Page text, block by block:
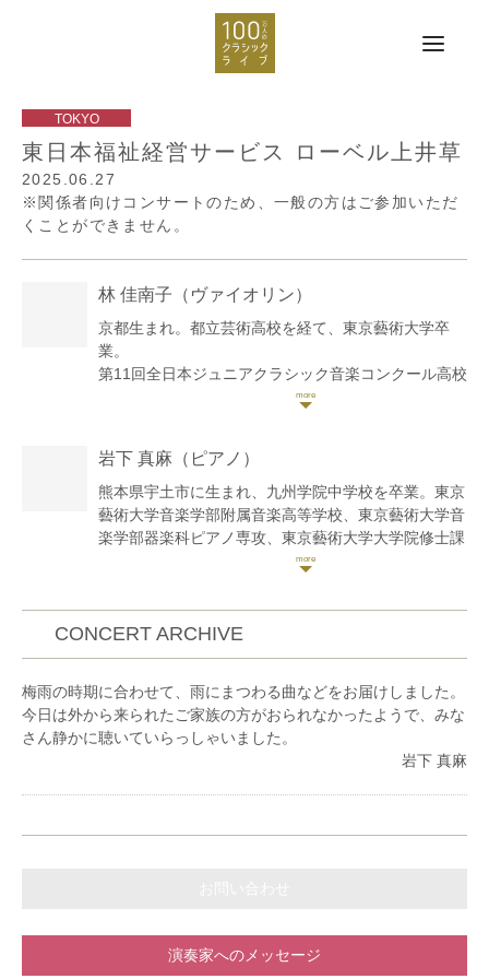
東日本福祉経営サービス ローベル上井草
2025.06.27
※関係者向けコンサートのため、一般の方はご参加いただ
くことができません。
林 佳南子 （ヴァイオリン）
京都生まれ。都立芸術高校を経て、東京藝術大学卒
業。
第11回全日本ジュニアクラシック音楽コンクール高校
生部門第1位。第13回同コンクール弦楽器の部大学生
ロ・室内楽で自主演奏会も行う。
これまでに小室由利恵、保井頌子、若林暢、澤和樹、
野口千代光、小森谷巧の各氏に師事。
兵庫芸術文化センター管弦楽団コアメンバー、大阪フ
ィルハーモニー交響楽団ヴァイオリン奏者、神奈川フ
岩下 真麻 （ピアノ）
熊本県宇土市に生まれ、九州学院中学校を卒業。東京
藝術大学音楽学部附属音楽高等学校、東京藝術大学音
楽学部器楽科ピアノ専攻、東京藝術大学大学院修士課
程室内楽専攻を修了。サントリーホール室内楽アカデ
講。在学中よりアンサンブル活動に力を入れ、とりわ
けヴァイオリンとの共演を重ねている。東京藝術大学
NPO法人 あっちこっち登録アーティストおよび事業
担当。一般財団法人100万人のクラシックライブ登録
演奏家。近江八幡市文化芸術アドバイザー。
詩乃の各氏に、室内楽を迫昭嘉、松原勝也の各氏に師
2018、2019に参加。また、オペラの稽古から公演ま
でに携わるピアノ演奏や、オーケストラの一員として
CONCERT ARCHIVE
梅雨の時期に合わせて、雨にまつわる曲などをお届けしました。
今日は外から来られたご家族の方がおられなかったようで、みな
さん静かに聴いていらっしゃいました。
岩下 真麻
演奏家へのメッセージ